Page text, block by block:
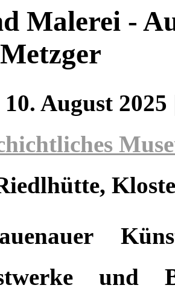
Malerei -
August 2025
,
und